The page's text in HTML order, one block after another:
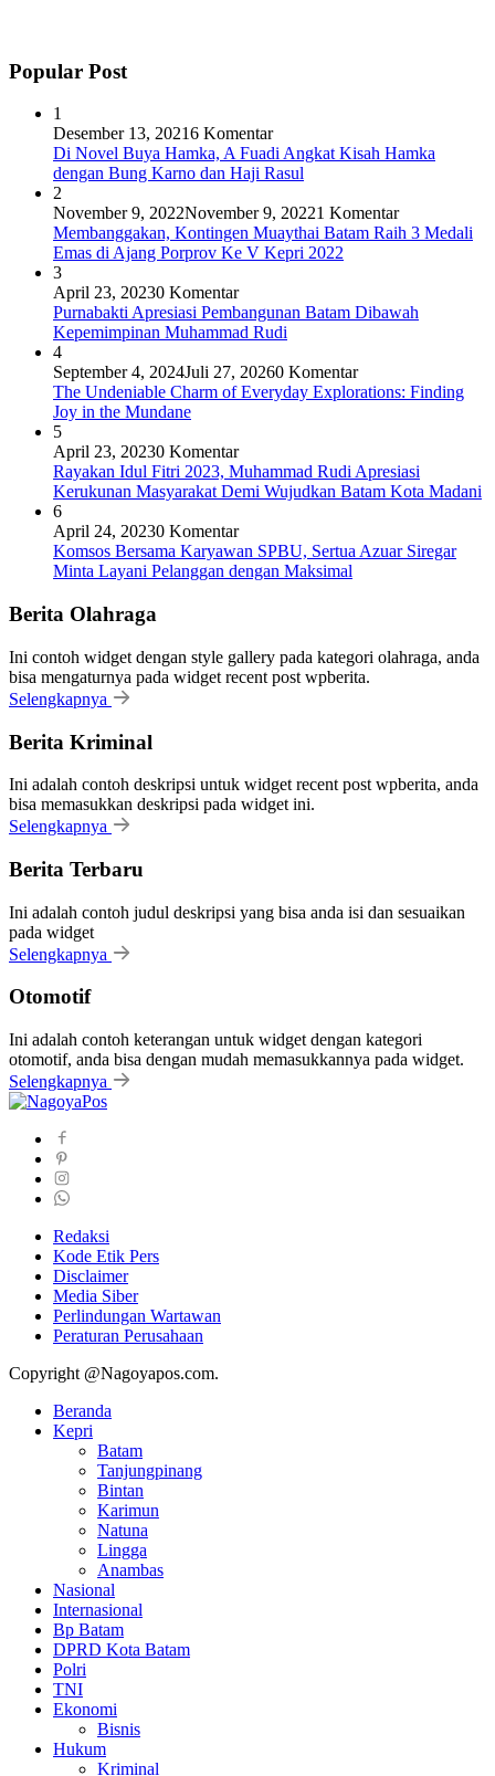
Popular Post
1
Desember 13, 20216 Komentar
Di Novel Buya Hamka, A Fuadi Angkat Kisah Hamka
dengan Bung Karno dan Haji Rasul
2
November 9, 2022November 9, 20221 Komentar
Membanggakan, Kontingen Muaythai Batam Raih 3 Medali
Emas di Ajang Porprov Ke V Kepri 2022
3
April 23, 20230 Komentar
Purnabakti Apresiasi Pembangunan Batam Dibawah
Kepemimpinan Muhammad Rudi
4
September 4, 2024Juli 27, 20260 Komentar
The Undeniable Charm of Everyday Explorations: Finding
Joy in the Mundane
5
April 23, 20230 Komentar
Rayakan Idul Fitri 2023, Muhammad Rudi Apresiasi
Kerukunan Masyarakat Demi Wujudkan Batam Kota Madani
6
April 24, 20230 Komentar
Komsos Bersama Karyawan SPBU, Sertua Azuar Siregar
Minta Layani Pelanggan dengan Maksimal
Berita Olahraga
Ini contoh widget dengan style gallery pada kategori olahraga, anda
bisa mengaturnya pada widget recent post wpberita.
Selengkapnya
Berita Kriminal
Ini adalah contoh deskripsi untuk widget recent post wpberita, anda
bisa memasukkan deskripsi pada widget ini.
Selengkapnya
Berita Terbaru
Ini adalah contoh judul deskripsi yang bisa anda isi dan sesuaikan
pada widget
Selengkapnya
Otomotif
Ini adalah contoh keterangan untuk widget dengan kategori
otomotif, anda bisa dengan mudah memasukkannya pada widget.
Selengkapnya
Redaksi
Kode Etik Pers
Disclaimer
Media Siber
Perlindungan Wartawan
Peraturan Perusahaan
Copyright @Nagoyapos.com.
Beranda
Kepri
Batam
Tanjungpinang
Bintan
Karimun
Natuna
Lingga
Anambas
Nasional
Internasional
Bp Batam
DPRD Kota Batam
Polri
TNI
Ekonomi
Bisnis
Hukum
Kriminal